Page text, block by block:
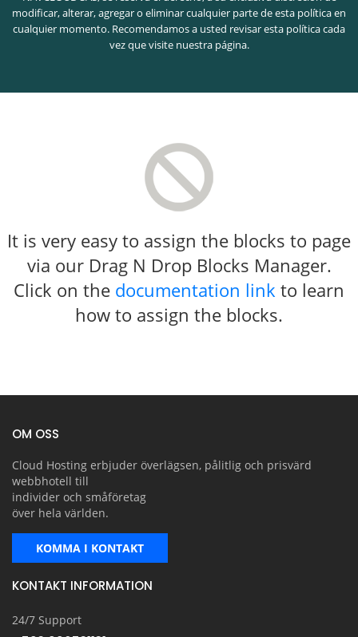
modificar, alterar, agregar o eliminar cualquier parte de esta política en
cualquier momento. Recomendamos a usted revisar esta política cada
vez que visite nuestra página.
It is very easy to assign the blocks to page
via our Drag N Drop Blocks Manager.
Click on the documentation link to learn
how to assign the blocks.
OM OSS
Cloud Hosting erbjuder överlägsen, pålitlig och prisvärd
webbhotell till
individer och småföretag
över hela världen.
KOMMA I KONTAKT
KONTAKT INFORMATION
24/7 Support